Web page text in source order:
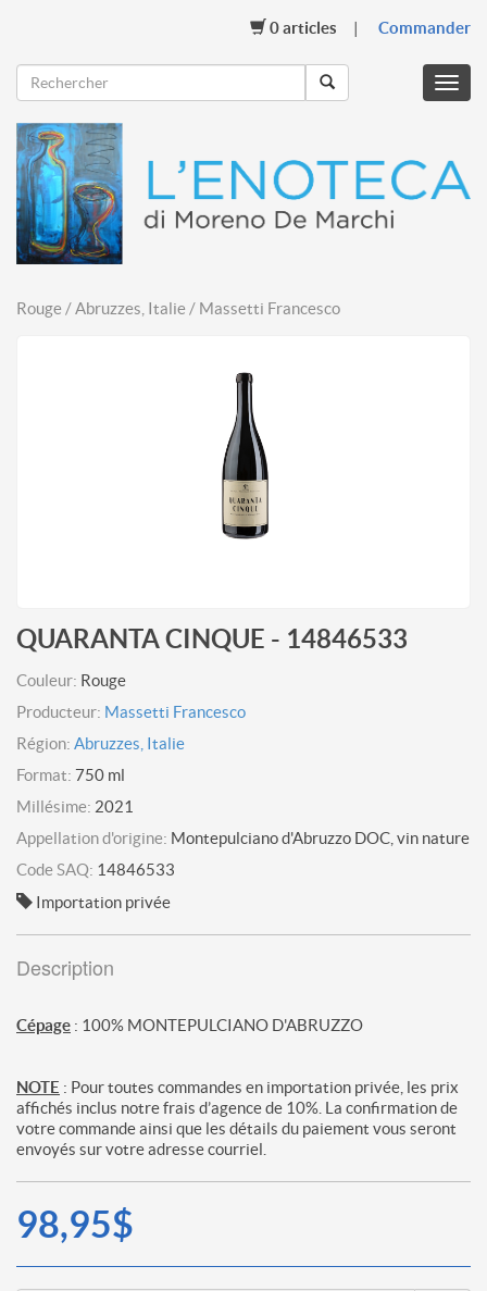
0articles Commander
Menu
Rouge / Abruzzes, Italie / Massetti Francesco
QUARANTA CINQUE - 14846533
Couleur: Rouge
Producteur: Massetti Francesco
Région: Abruzzes, Italie
Format: 750 ml
Millésime: 2021
Appellation d'origine: Montepulciano d'Abruzzo DOC, vin nature
Code SAQ: 14846533
Importation privée
Description
Cépage : 100% MONTEPULCIANO D'ABRUZZO
NOTE : Pour toutes commandes en importation privée, les prix
affichés inclus notre frais d’agence de 10%. La confirmation de
votre commande ainsi que les détails du paiement vous seront
envoyés sur votre adresse courriel.
98,95$